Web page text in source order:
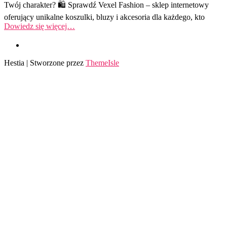
Twój charakter? 🛍️ Sprawdź Vexel Fashion – sklep internetowy
oferujący unikalne koszulki, bluzy i akcesoria dla każdego, kto
Dowiedz się więcej…
Hestia | Stworzone przez ThemeIsle